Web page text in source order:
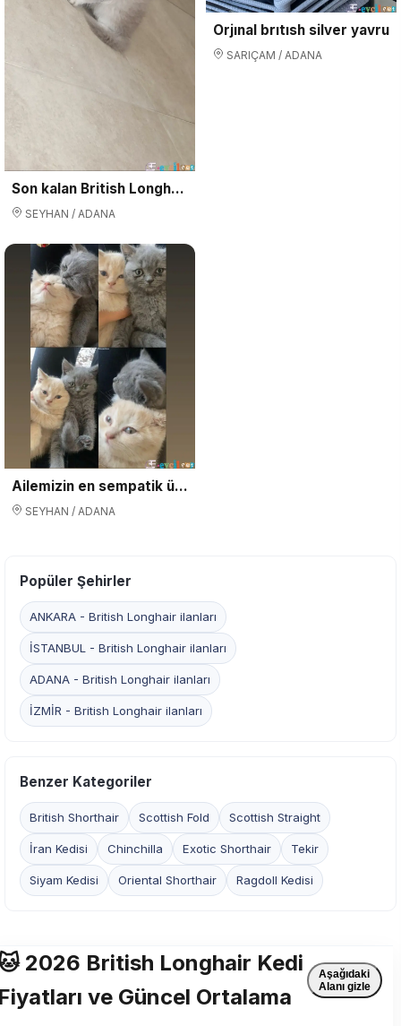
Son kalan British Longhair
SEYHAN / ADANA
Orjınal brıtısh silver yavru
SARIÇAM / ADANA
Ailemizin en sempatik üyesi
SEYHAN / ADANA
Popüler Şehirler
ANKARA - British Longhair ilanları
İSTANBUL - British Longhair ilanları
ADANA - British Longhair ilanları
İZMİR - British Longhair ilanları
Benzer Kategoriler
British Shorthair Scottish Fold Scottish Straight
İran Kedisi Chinchilla Exotic Shorthair Tekir
Siyam Kedisi Oriental Shorthair Ragdoll Kedisi
2026 British Longhair Kedi
ve Güncel Ortalama
Aşağıdaki
Alanı gizle